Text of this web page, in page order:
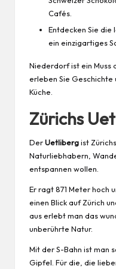
Cafés.
Entdecken Sie die
ein einzigartiges
Niederdorf ist ein Muss
erleben Sie Geschichte
Küche.
Zürichs
DerUetlibergist
Naturliebhabern,
entspannen wollen.
Er ragt 871 Meter hoch
einen Blick auf Zürich
aus erlebt man das
unberührte Natur.
Mit der S-Bahn ist man
Gipfel. Für die, die